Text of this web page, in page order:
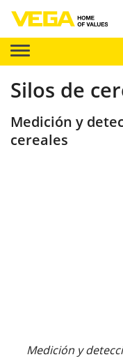
Silos de
Medición y
cereales
Medición y